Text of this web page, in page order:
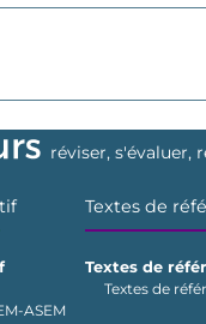
réviser, s'évaluer,
ASEM
Textes de
Textes de
Textes de